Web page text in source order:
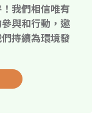
我們相信唯有
與和行動，邀
持續為環境發